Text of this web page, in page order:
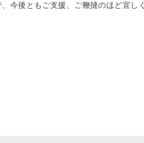
今後ともご支援、ご鞭撻のほど宜しく